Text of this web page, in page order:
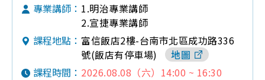
專業講師： 1.明治專業講師
2.宣捷專業講師
課程地點： 富信飯店2樓-台南市北區成功路336
號(飯店有停車場)
地圖
課程時間： 2026.08.08（六）14:00 ~ 16:30